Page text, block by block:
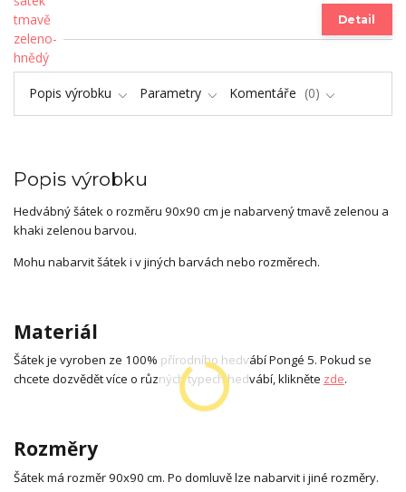
Detail
Popis výrobku Parametry Komentáře 0
Popis výrobku
Hedvábný šátek o rozměru 90x90 cm je nabarvený tmavě zelenou a
khaki zelenou barvou.
Mohu nabarvit šátek i v jiných barvách nebo rozměrech.
Materiál
Šátek je vyroben ze 100% přírodního hedvábí Pongé 5. Pokud se
chcete dozvědět více o různých typech hedvábí, klikněte zde.
Rozměry
Šátek má rozměr 90x90 cm. Po domluvě lze nabarvit i jiné rozměry.